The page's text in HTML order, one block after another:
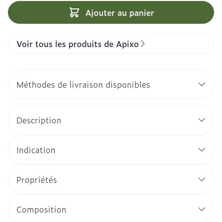
Ajouter au panier
Voir tous les produits de Apixo
Méthodes de livraison disponibles
Description
Indication
Propriétés
Composition